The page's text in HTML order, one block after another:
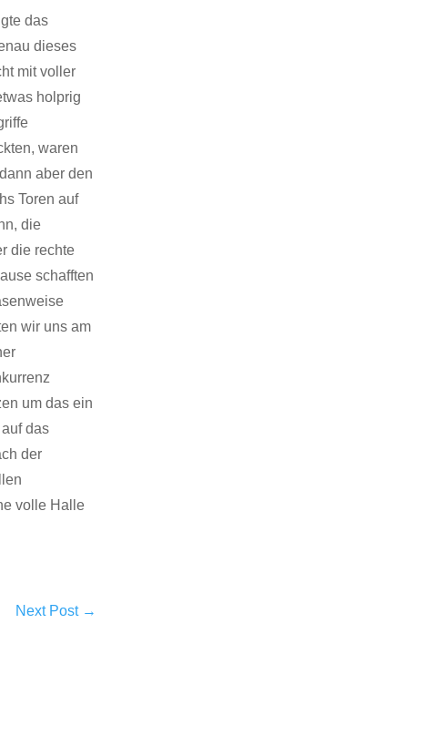
das
dieses
mit voller
holprig
waren
aber den
Toren auf
die
die rechte
schafften
wir uns am
um das ein
das
der
volle Halle
Next Post→